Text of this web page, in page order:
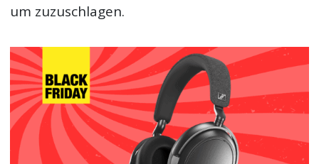
um zuzuschlagen.